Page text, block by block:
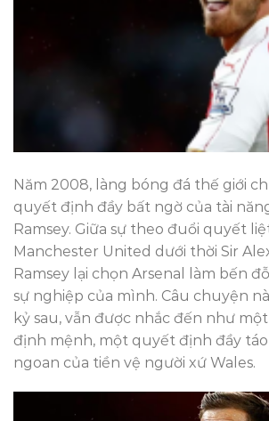
Năm 2008, làng bóng đá thế giới
quyết định đầy bất ngờ của tài
Ramsey. Giữa sự theo đuổi quyết
Manchester United dưới thời Sir
Ramsey lại chọn Arsenal làm bến
sự nghiệp của mình. Câu chuyện
kỷ sau, vẫn được nhắc đến như
định mệnh, một quyết định đầy
ngoan của tiền vệ người xứ Wales.